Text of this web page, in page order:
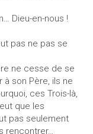
Dieu-en-nous !
pas ne pas se
ne cesse de se
à son Père, ils ne
ces Trois-là,
que les
pas seulement
rencontrer…